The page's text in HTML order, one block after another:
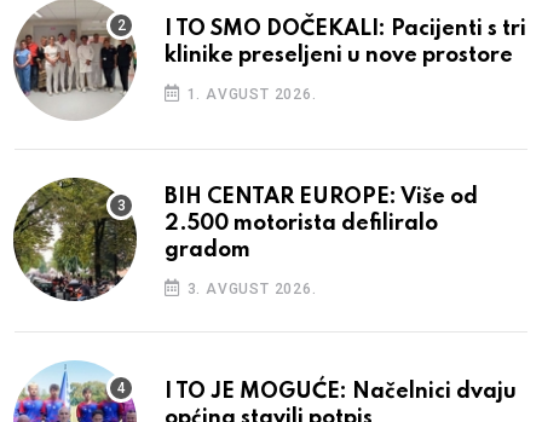
I TO SMO DOČEKALI: Pacijenti s tri
klinike preseljeni u nove prostore
1. AVGUST 2026.
BIH CENTAR EUROPE: Više od
2.500 motorista defiliralo
gradom
3. AVGUST 2026.
I TO JE MOGUĆE: Načelnici dvaju